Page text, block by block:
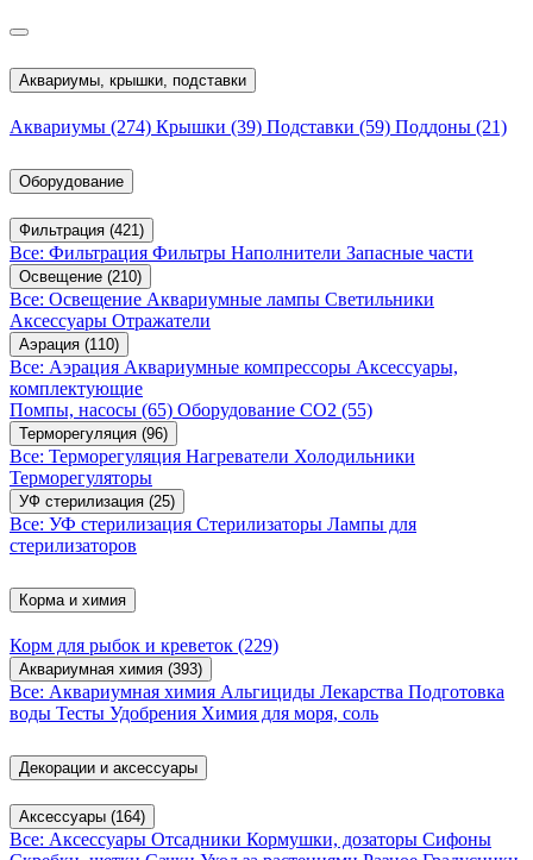
Аквариумы, крышки, подставки
Аквариумы (274) Крышки (39) Подставки (59) Поддоны (21)
Оборудование
Фильтрация (421)
Все: Фильтрация Фильтры Наполнители Запасные части
Освещение (210)
Все: Освещение Аквариумные лампы Светильники
Аксессуары Отражатели
Аэрация (110)
Все: Аэрация Аквариумные компрессоры Аксессуары,
комплектующие
Помпы, насосы (65) Оборудование CO2 (55)
Терморегуляция (96)
Все: Терморегуляция Нагреватели Холодильники
Терморегуляторы
УФ стерилизация (25)
Все: УФ стерилизация Стерилизаторы Лампы для
стерилизаторов
Корма и химия
Корм для рыбок и креветок (229)
Аквариумная химия (393)
Все: Аквариумная химия Альгициды Лекарства Подготовка
воды Тесты Удобрения Химия для моря, соль
Декорации и аксессуары
Аксессуары (164)
Все: Аксессуары Отсадники Кормушки, дозаторы Сифоны